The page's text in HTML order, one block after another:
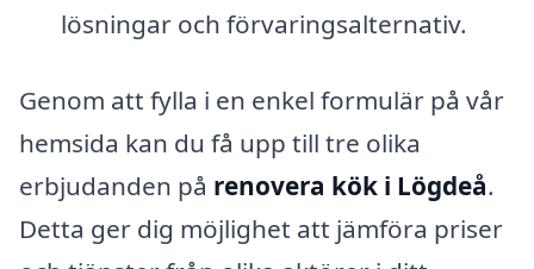
lösningar och förvaringsalternativ.
Genom att fylla i en enkel formulär på vår
hemsida kan du få upp till tre olika
erbjudanden på renovera kök i Lögdeå.
Detta ger dig möjlighet att jämföra priser